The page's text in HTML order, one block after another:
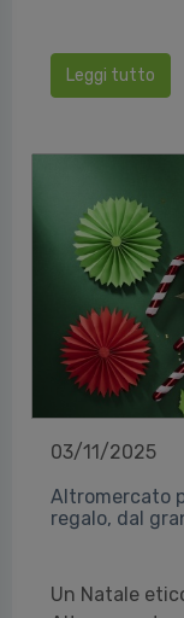
Leggi tutto
03/11/2025
Altromercato
regalo, dal
Un Natale